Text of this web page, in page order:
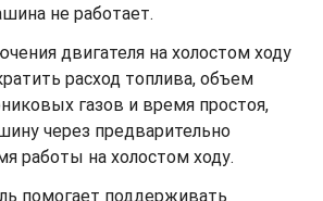
не работает.
двигателя на холостом ходу
расход топлива, объем
газов и время простоя,
через предварительно
работы на холостом ходу.
помогает поддерживать